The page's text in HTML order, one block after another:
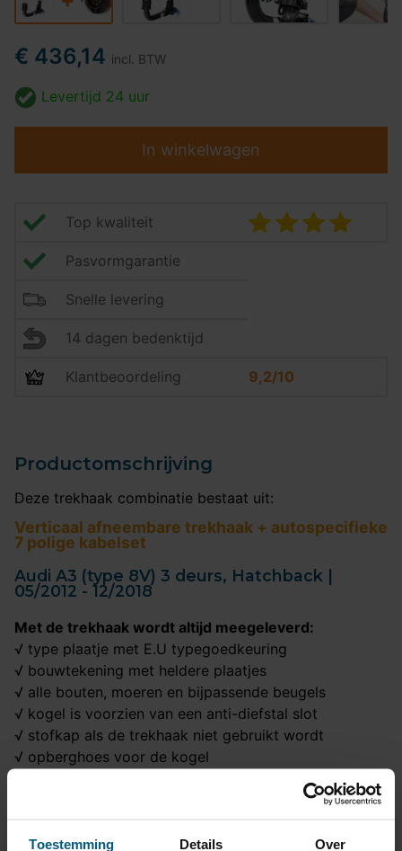
Toestemming Details Over
€ 436,14 incl. BTW
Levertijd 24 uur
In winkelwagen
Top kwaliteit
Pasvormgarantie
Snelle levering
14 dagen bedenktijd
Klantbeoordeling 9,2/10
Productomschrijving
Deze trekhaak combinatie bestaat uit:
Verticaal afneembare trekhaak + autospecifieke
7 polige kabelset
Audi A3 (type 8V) 3 deurs, Hatchback |
05/2012 - 12/2018
Met de trekhaak wordt altijd meegeleverd:
√ type plaatje met E.U typegoedkeuring
√ bouwtekening met heldere plaatjes
√ alle bouten, moeren en bijpassende beugels
√ kogel is voorzien van een anti-diefstal slot
√ stofkap als de trekhaak niet gebruikt wordt
√ opberghoes voor de kogel
Met de originele 7 polige kabelset wordt altijd